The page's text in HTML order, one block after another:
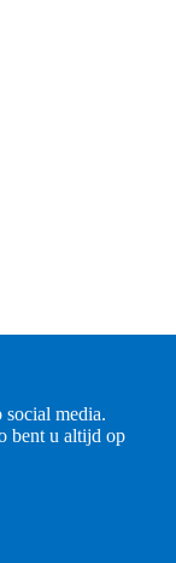
media.
bent u altijd op